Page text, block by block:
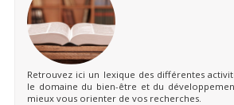
Retrouvez ici un lexique des différentes
le domaine du bien-être et du
mieux vous orienter de vos recherches.